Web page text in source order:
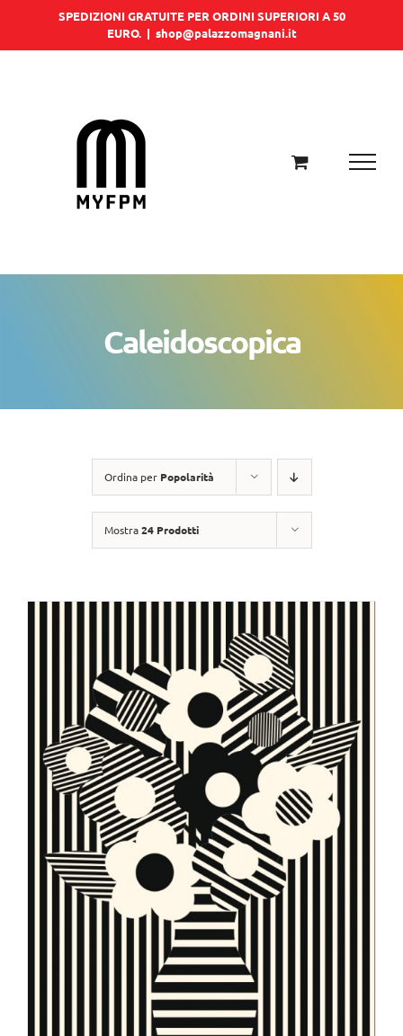
SPEDIZIONI GRATUITE PER ORDINI SUPERIORI A 50
EURO. | shop@palazzomagnani.it
Caleidoscopica
Ordina per Popolarità
Mostra24 Prodotti